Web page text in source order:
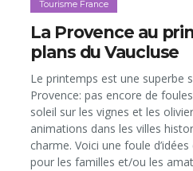
Tourisme France
La Provence au
plans du Vaucluse
Le printemps est une superbe
Provence: pas encore de
soleil sur les vignes et les
animations dans les villes
charme. Voici une foule
pour les familles et/ou les